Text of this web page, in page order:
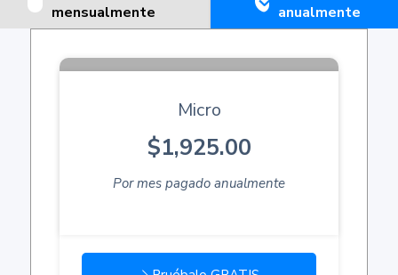
mensualmente
anualmente
Micro
$1,925.00
Por mes pagado anualmente